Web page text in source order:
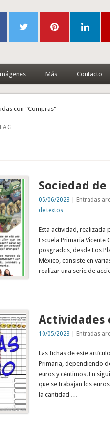
Más Contacto
con "Compras"
Sociedad
05/06/2023 | Entradas
de textos
Esta actividad, realizada
Escuela Primaria
posgrados, desde Los
México, consiste en
realizar una serie de
Actividades
10/05/2023 | Entradas
Las fichas de este
Primaria, dependiendo
euros y céntimos. En
que se trabajan los
la cantidad …